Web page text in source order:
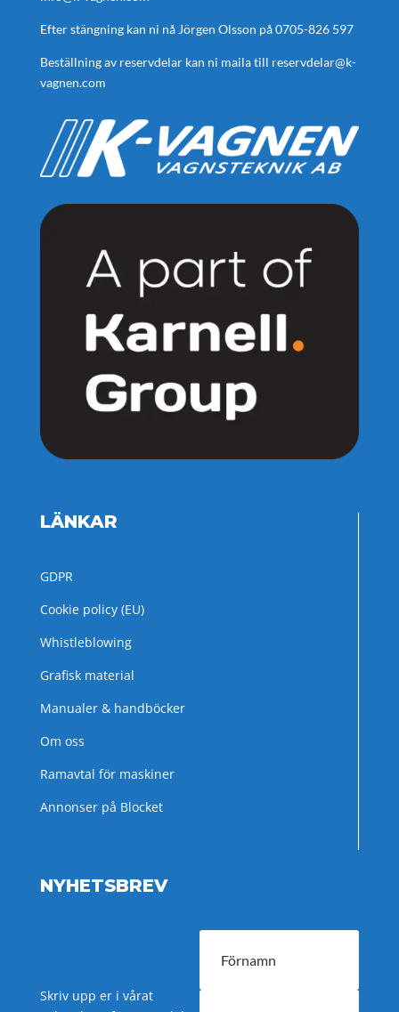
Efter stängning kan ni nå Jörgen Olsson på0705-826 597
Beställning av reservdelar kan ni maila till reservdelar@k-
vagnen.com
LÄNKAR
GDPR
Cookie policy (EU)
Whistleblowing
Grafisk material
Manualer & handböcker
Om oss
Ramavtal för maskiner
Annonser på Blocket
NYHETSBREV
Skriv upp er i vårat